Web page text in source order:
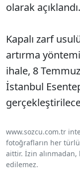
olarak açıklandı.
Kapalı zarf
artırma
ihale, 8
İstanbul
www.sozcu.com.tr
fotoğrafların her türlü
aittir. İzin
edilemez.